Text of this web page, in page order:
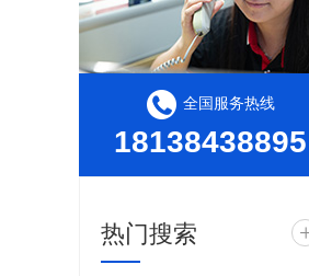
无人机支架臂CNC加工高精厂家
全国服务热线
18138438895
热门搜索